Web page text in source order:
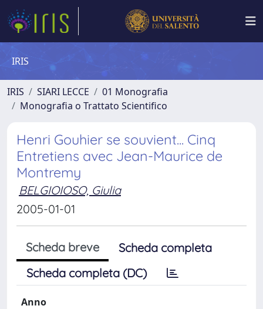
IRIS
IRIS SIARI LECCE
01 Monografia
Monografia o Trattato Scientifico
Henri Gouhier se souvient... Cinq
Entretiens avec Jean-Maurice de
Montremy
BELGIOIOSO, Giulia
2005-01-01
Scheda breve
Scheda completa
Scheda completa (DC)
Anno